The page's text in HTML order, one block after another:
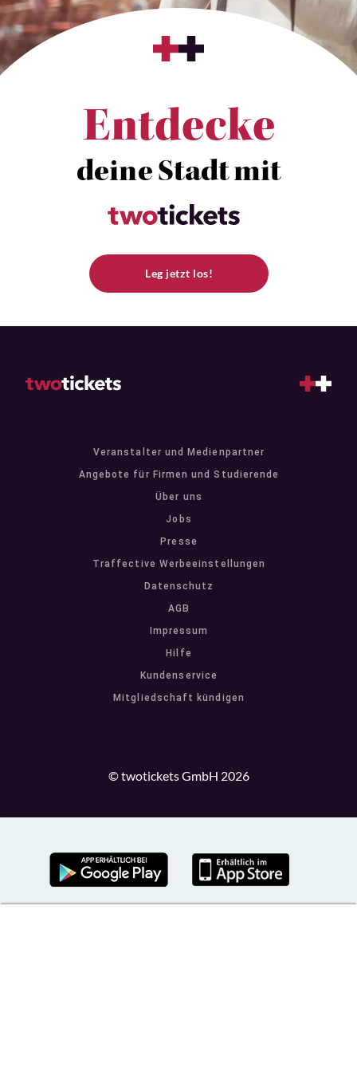
Entdecke
deine Stadt mit
Leg jetzt los!
Veranstalter und Medienpartner
Angebote für Firmen und Studierende
Über uns
Jobs
Presse
Traffective Werbeeinstellungen
Datenschutz
AGB
Impressum
Hilfe
Kundenservice
Mitgliedschaft kündigen
© twotickets GmbH 2026